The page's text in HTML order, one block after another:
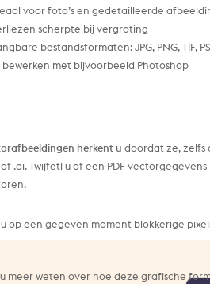
voor foto’s en gedetailleerde
scherpte bij vergroting
bestandsformaten: JPG, PNG, TIF,
met bijvoorbeeld Photoshop
herkent u doordat ze, zelfs
of .ai. Twijfetl u of een PDF
op een gegeven moment blokkerige
meer weten over hoe deze grafische